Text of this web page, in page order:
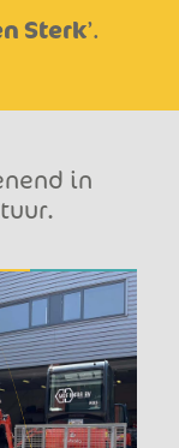
Sterk’.
in